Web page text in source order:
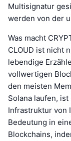
Multisignatur
werden von der
Was macht
CLOUD ist nicht
lebendige
vollwertigen
den meisten
Solana laufen,
Infrastruktur von
Bedeutung in
Blockchains,